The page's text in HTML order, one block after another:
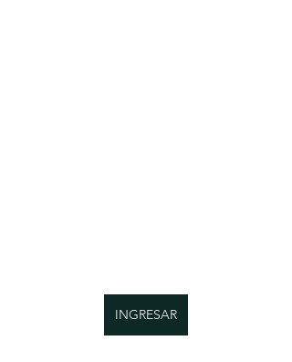
INGRESAR